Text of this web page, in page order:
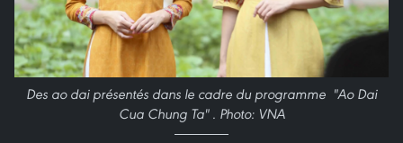
Des ao dai présentés dans le cadre du programme "Ao Dai
Cua Chung Ta" . Photo: VNA